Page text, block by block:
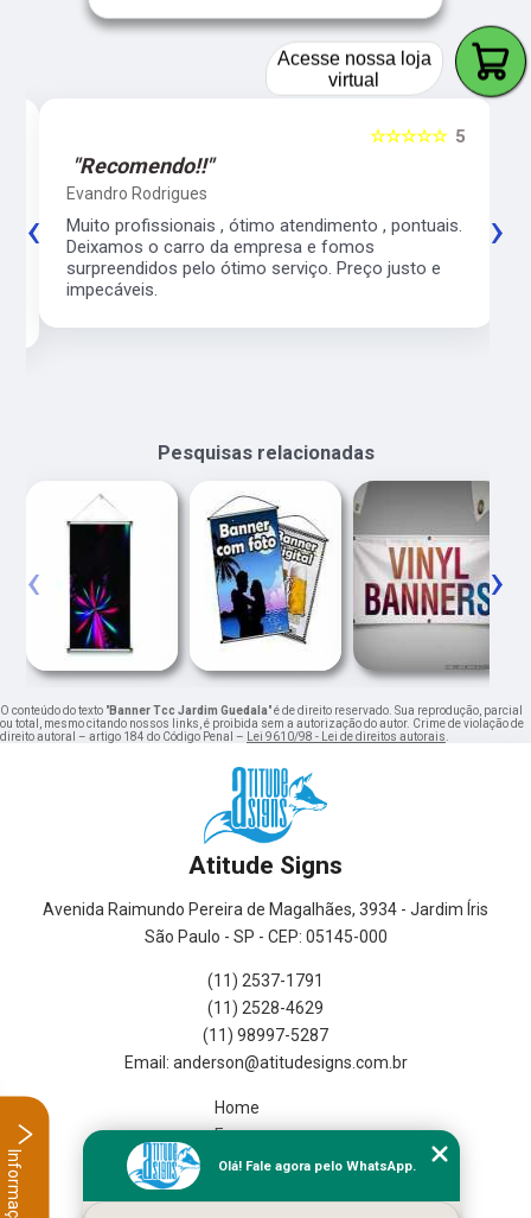
5
☆☆☆☆☆
"Recomendo!!"
Evandro Rodrigues
Muito profissionais , ótimo atendimento , pontuais.
Deixamos o carro da empresa e fomos
surpreendidos pelo ótimo serviço. Preço justo e
impecáveis.
‹ ›
Pesquisas relacionadas
‹ ›
O conteúdo do texto "Banner Tcc Jardim Guedala" é de direito reservado. Sua reprodução, parcial
ou total, mesmo citando nossos links, é proibida sem a autorização do autor. Crime de violação de
direito autoral – artigo 184 do Código Penal –
Lei 9610/98 - Lei de direitos autorais
Atitude Signs
Avenida Raimundo Pereira de Magalhães, 3934 - Jardim Íris
São Paulo - SP - CEP: 05145-000
(11) 2537-1791
(11) 2528-4629
(11) 98997-5287
Home
Empresa
Missão
Olá! Fale agora pelo WhatsApp.
Informações
Acesse nossa loja
virtual